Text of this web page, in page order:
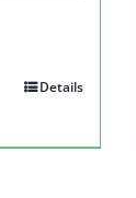
Details